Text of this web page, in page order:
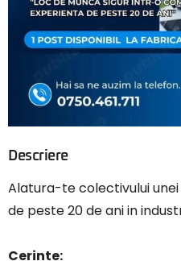
Descriere
Alatura-te colectivului
de peste 20 de ani in
Cerinte: